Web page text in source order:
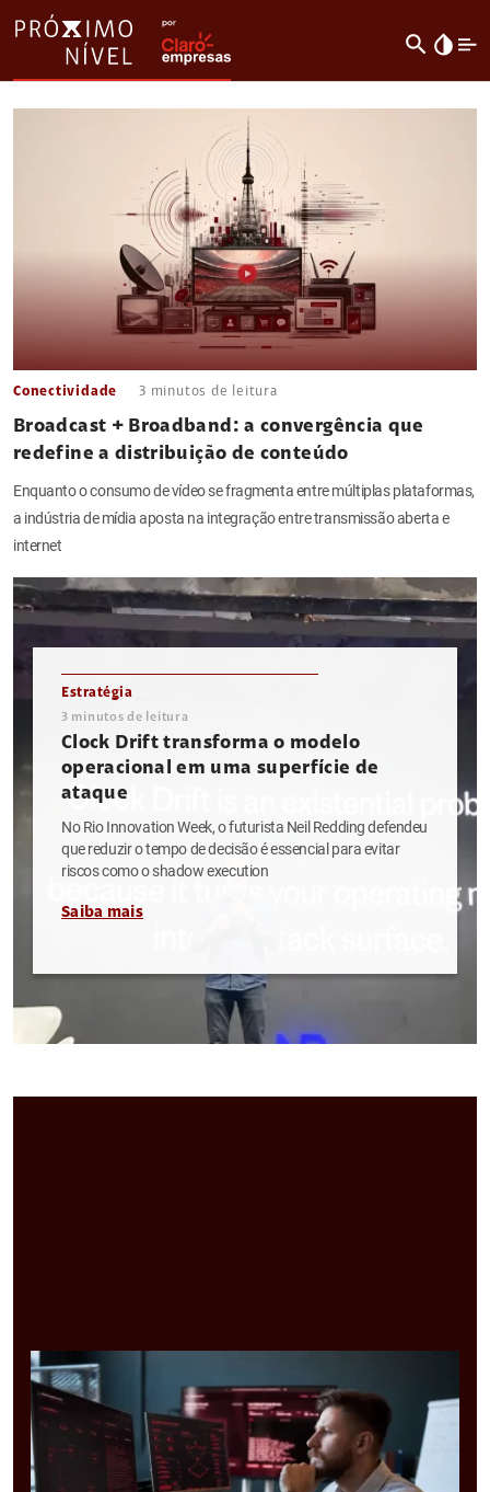
search invert_colors
Conectividade 3 minutos de leitura
Broadcast + Broadband: a convergência que
redefine a distribuição de conteúdo
Enquanto o consumo de vídeo se fragmenta entre múltiplas plataformas,
a indústria de mídia aposta na integração entre transmissão aberta e
internet
Estratégia
3 minutos de leitura
Clock Drift transforma o modelo
operacional em uma superfície de
ataque
No Rio Innovation Week, o futurista Neil Redding defendeu
que reduzir o tempo de decisão é essencial para evitar
riscos como o shadow execution
Saiba mais